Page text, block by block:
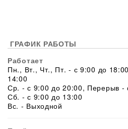
ГРАФИК РАБОТЫ
Работает
Пн., Вт., Чт., Пт. - с 9:00 до
14:00
Ср. - с 9:00 до 20:00, Перерыв -
Сб. - с 9:00 до 13:00
Вс. - Выходной